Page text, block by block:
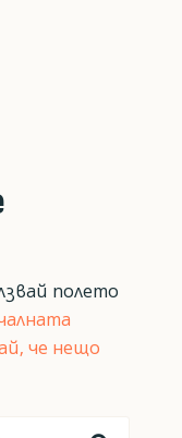
полето
че нещо